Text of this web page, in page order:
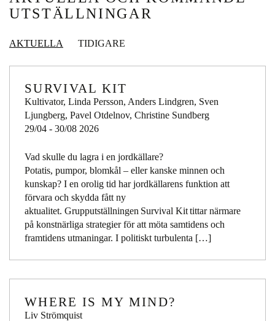
UTSTÄLLNINGAR
AKTUELLA TIDIGARE
SURVIVAL KIT
Kultivator, Linda Persson, Anders Lindgren, Sven
Ljungberg, Pavel Otdelnov, Christine Sundberg
29/04 - 30/08 2026
Vad skulle du lagra i en jordkällare?
Potatis, pumpor, blomkål – eller kanske minnen och
kunskap? I en orolig tid har jordkällarens funktion att
förvara och skydda fått ny
aktualitet. Grupputställningen Survival Kit tittar närmare
på konstnärliga strategier för att möta samtidens och
framtidens utmaningar. I politiskt turbulenta […]
WHERE IS MY MIND?
Liv Strömquist